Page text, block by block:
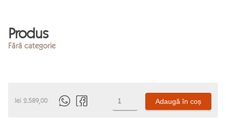
Produs
Fără categorie
lei 2.589,00
Produs
Adaugă în coș